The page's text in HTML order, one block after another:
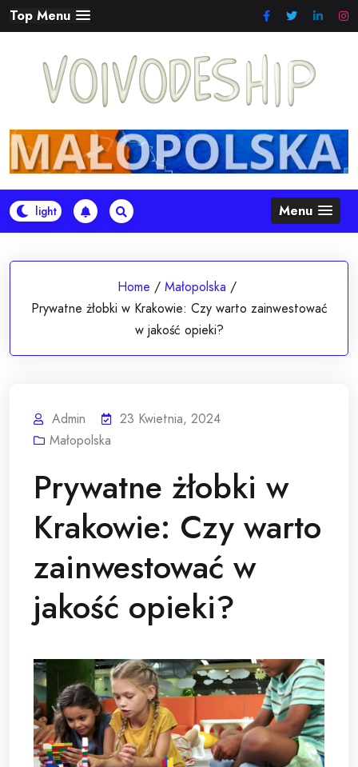
Skip
to
Top Menu
Menu
Home / Małopolska /
Prywatne żłobki w Krakowie: Czy warto zainwestować
w jakość opieki?
Admin
23 Kwietnia, 2024
Małopolska
Prywatne żłobki w
Krakowie: Czy warto
zainwestować w
jakość opieki?